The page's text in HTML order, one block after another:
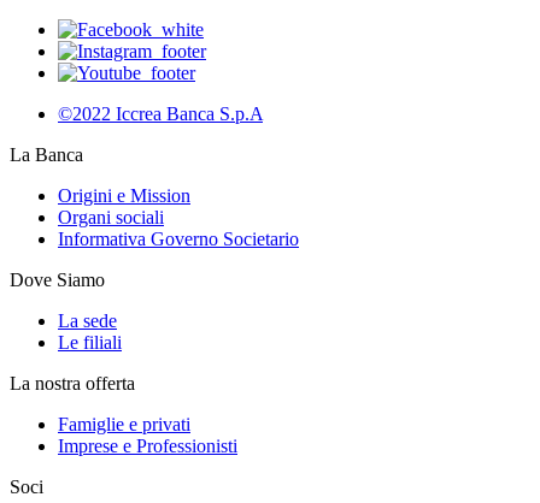
©2022 Iccrea Banca S.p.A
La Banca
Origini e Mission
Organi sociali
Informativa Governo Societario
Dove Siamo
La sede
Le filiali
La nostra offerta
Famiglie e privati
Imprese e Professionisti
Soci